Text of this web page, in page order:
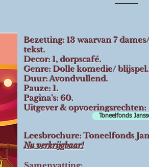
Bezetting: 13 waarvan 7
tekst.
Decor: 1, dorpscafé.
Genre: Dolle komedie/ blijspel.
Duur: Avondvullend.
Pauze: 1.
Pagina's: 60.
Uitgever & opvoeringsrechten:
Leesbrochure: Toneelfonds
Nu verkrijgbaar!
Toneelfonds